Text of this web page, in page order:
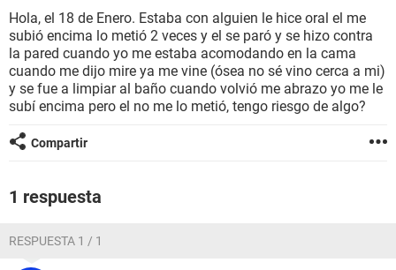
SEXUALIDAD
GLOSARIO
Hola, el 18 de Enero. Estaba con alguien le hice oral el me
subió encima lo metió 2 veces y el se paró y se hizo contra
la pared cuando yo me estaba acomodando en la cama
cuando me dijo mire ya me vine (ósea no sé vino cerca a mi)
y se fue a limpiar al baño cuando volvió me abrazo yo me le
subí encima pero el no me lo metió, tengo riesgo de algo?
Compartir
1 respuesta
RESPUESTA 1 / 1